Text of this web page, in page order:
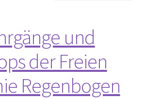
und
der Freien
Regenbogen